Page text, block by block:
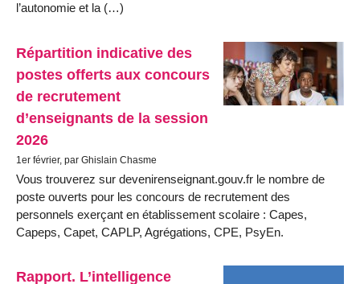
l’autonomie et la (…)
Répartition indicative des
postes offerts aux concours
de recrutement
d’enseignants de la session
2026
1er février, par Ghislain Chasme
Vous trouverez sur devenirenseignant.gouv.fr le nombre de
poste ouverts pour les concours de recrutement des
personnels exerçant en établissement scolaire : Capes,
Capeps, Capet, CAPLP, Agrégations, CPE, PsyEn.
Rapport. L’intelligence